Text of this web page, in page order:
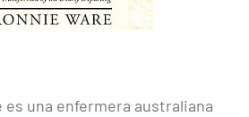
es una enfermera australiana